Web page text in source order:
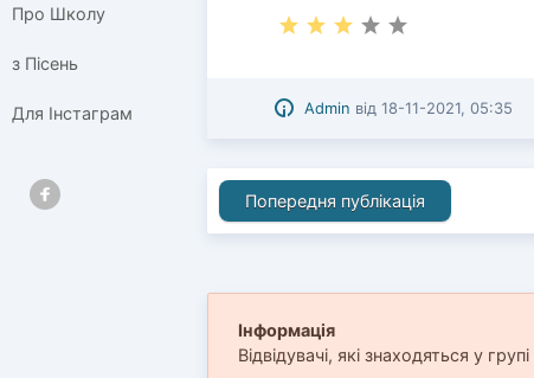
Про Школу
з Пісень
Для Інстаграм Admin від18-11-2021, 05:35
Попередня публікація
Інформація
Відвідувачі, які знаходяться у групі